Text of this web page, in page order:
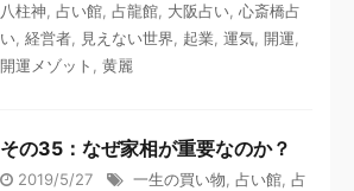
八柱神, 占い館, 占龍館, 大阪占い, 心斎橋占
い, 経営者, 見えない世界, 起業, 運気, 開運,
開運メゾット , 黄麗
その35：なぜ家相が重要なのか？
2019/5/27 一生の買い物, 占い館, 占